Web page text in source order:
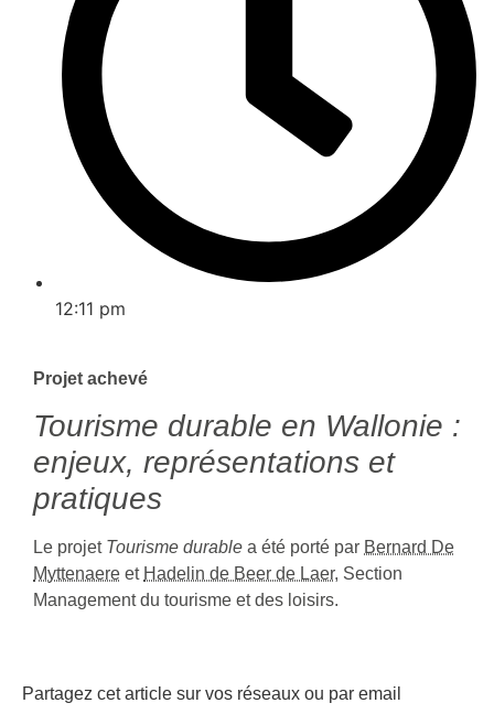
12:11 pm
Projet achevé
Tourisme durable en Wallonie :
enjeux, représentations et
pratiques
Le projet Tourisme durable a été porté par Bernard De
Myttenaere et Hadelin de Beer de Laer, Section
Management du tourisme et des loisirs.
Partagez cet article sur vos réseaux ou par email